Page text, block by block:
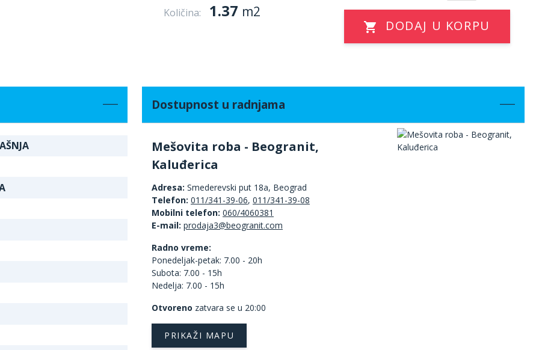
Količina: 1.37 m2
DODAJ U KORPU
Dostupnost u radnjama
Mešovita roba - Beogranit,
Kaluđerica
Adresa: Smederevski put 18a, Beograd
Telefon: 011/341-39-06, 011/341-39-08
Mobilni telefon: 060/4060381
E-mail:
Radno vreme:
Ponedeljak-petak: 7.00 - 20h
Subota: 7.00 - 15h
Nedelja: 7.00 - 15h
Otvoreno zatvara se u 20:00
PRIKAŽI MAPU